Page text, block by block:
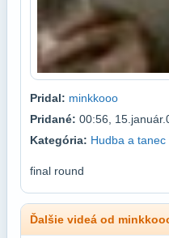
Pridal: minkkooo
Pridané: 00:56,
Kategória: Hudba a tanec
final round
Ďalšie videá od